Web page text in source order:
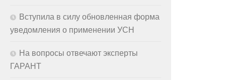
Вступила в силу обновленная форма
уведомления о применении УСН
На вопросы отвечают эксперты
ГАРАНТ